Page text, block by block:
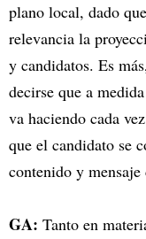
plano local, dado
relevancia la
y candidatos. Es
decirse que a
va haciendo cada
que el candidato se
contenido y
GA: Tanto en